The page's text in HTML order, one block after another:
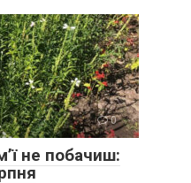
0
не побачиш: